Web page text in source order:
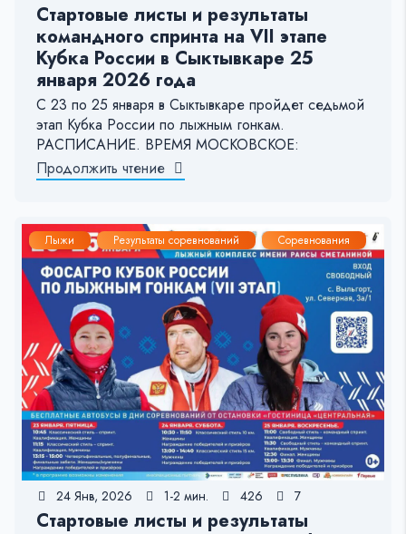
Стартовые листы и результаты
командного спринта на VII этапе
Кубка России в Сыктывкаре 25
января 2026 года
С 23 по 25 января в Сыктывкаре пройдет седьмой
этап Кубка России по лыжным гонкам.
РАСПИСАНИЕ. ВРЕМЯ МОСКОВСКОЕ:
Продолжить чтение
Лыжи Результаты соревнований Соревнования
24 Янв, 2026 1-2 мин. 426 7
Стартовые листы и результаты